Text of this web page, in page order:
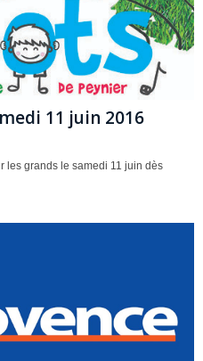
11 juin 2016
les grands le samedi 11 juin dès